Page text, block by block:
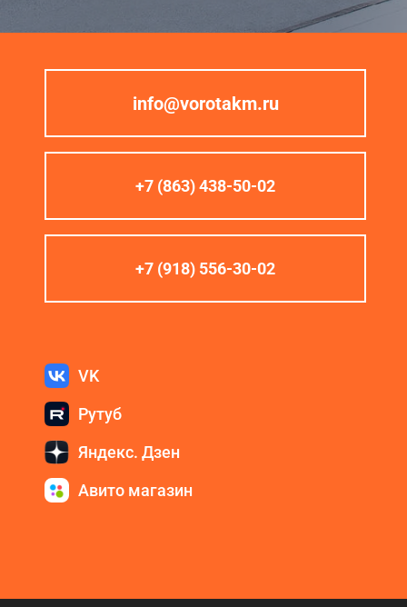
info@vorotakm.ru
+7 (863) 438-50-02
+7 (918) 556-30-02
VK
Рутуб
Яндекс. Дзен
Авито магазин